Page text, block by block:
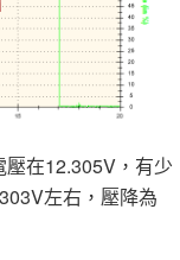
在12.305V，有少
左右，壓降為